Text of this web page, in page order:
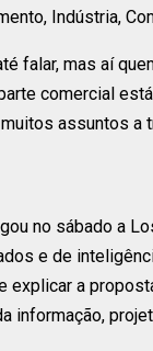
Indústria,
falar, mas aí
comercial
assuntos a
no sábado a
e de
explicar a
informação,